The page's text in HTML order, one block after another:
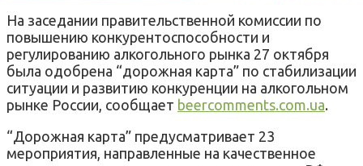
На заседании правительственной комиссии по
повышению конкурентоспособности и
регулированию алкогольного рынка 27 октября
была одобрена “дорожная карта” по стабилизации
ситуации и развитию конкуренции на алкогольном
рынке России, сообщает beercomments.com.ua.
“Дорожная карта” предусматривает 23
мероприятия, направленные на качественное